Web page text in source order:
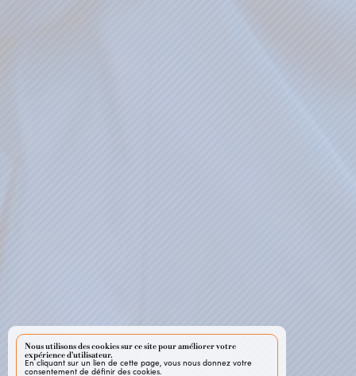
Nous utilisons des cookies sur ce site pour améliorer votre
expérience d'utilisateur.
En cliquant sur un lien de cette page, vous nous donnez votre
consentement de définir des cookies.